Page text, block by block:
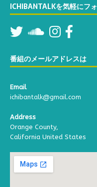
フォルニ
６０分の
みください
ICHIBANTALKを気軽にフ
番組のメールアドレスは
Email
ichibantalk@gmail.com
Address
Orange County,
California United States